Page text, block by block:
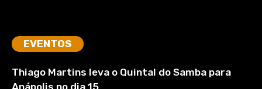
EVENTOS
Thiago Martins leva o Quintal do Samba para